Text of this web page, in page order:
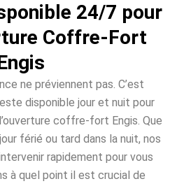
24/7 pour
Coffre-Fort
ne préviennent pas. C’est
disponible jour et nuit pour
coffre-fort Engis. Que
férié ou tard dans la nuit, nos
rapidement pour vous
à quel point il est crucial de